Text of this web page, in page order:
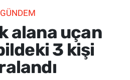
GÜNDEM
alana uçan
3 kişi